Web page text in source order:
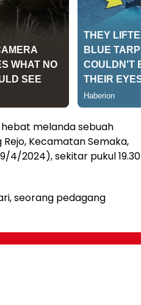
melanda sebuah
Rejo, Kecamatan Semaka,
4/2024), sekitar pukul 19.30
seorang pedagang